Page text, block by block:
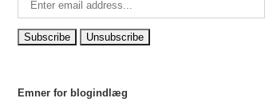
Emner for blogindlæg